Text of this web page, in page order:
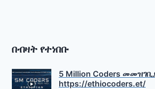
በብዛት የተነበቡ
5 Million Coders
https://ethiocoders.et/